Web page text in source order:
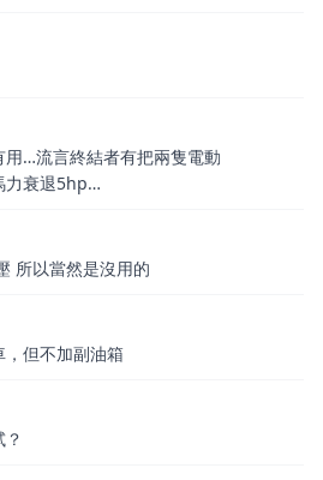
…流言終結者有把兩隻電動
力衰退5hp…
所以當然是沒用的
但不加副油箱